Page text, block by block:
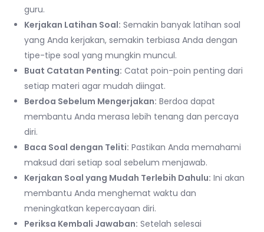
guru.
Kerjakan Latihan Soal: Semakin banyak latihan soal
yang Anda kerjakan, semakin terbiasa Anda dengan
tipe-tipe soal yang mungkin muncul.
Buat Catatan Penting: Catat poin-poin penting dari
setiap materi agar mudah diingat.
Berdoa Sebelum Mengerjakan: Berdoa dapat
membantu Anda merasa lebih tenang dan percaya
diri.
Baca Soal dengan Teliti: Pastikan Anda memahami
maksud dari setiap soal sebelum menjawab.
Kerjakan Soal yang Mudah Terlebih Dahulu: Ini akan
membantu Anda menghemat waktu dan
meningkatkan kepercayaan diri.
Periksa Kembali Jawaban: Setelah selesai